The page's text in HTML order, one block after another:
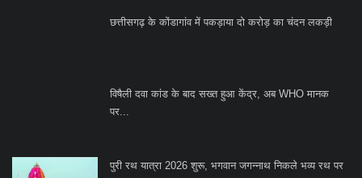
छत्तीसगढ़ के कोंडागांव में पकड़ाया दो करोड़ का चंदन लकड़ी
विषैली दवा कांड के बाद सख्त हुआ केंद्र, अब WHO मानक
पर...
पुरी रथ यात्रा 2026 शुरू, भगवान जगन्नाथ निकले भव्य रथ पर